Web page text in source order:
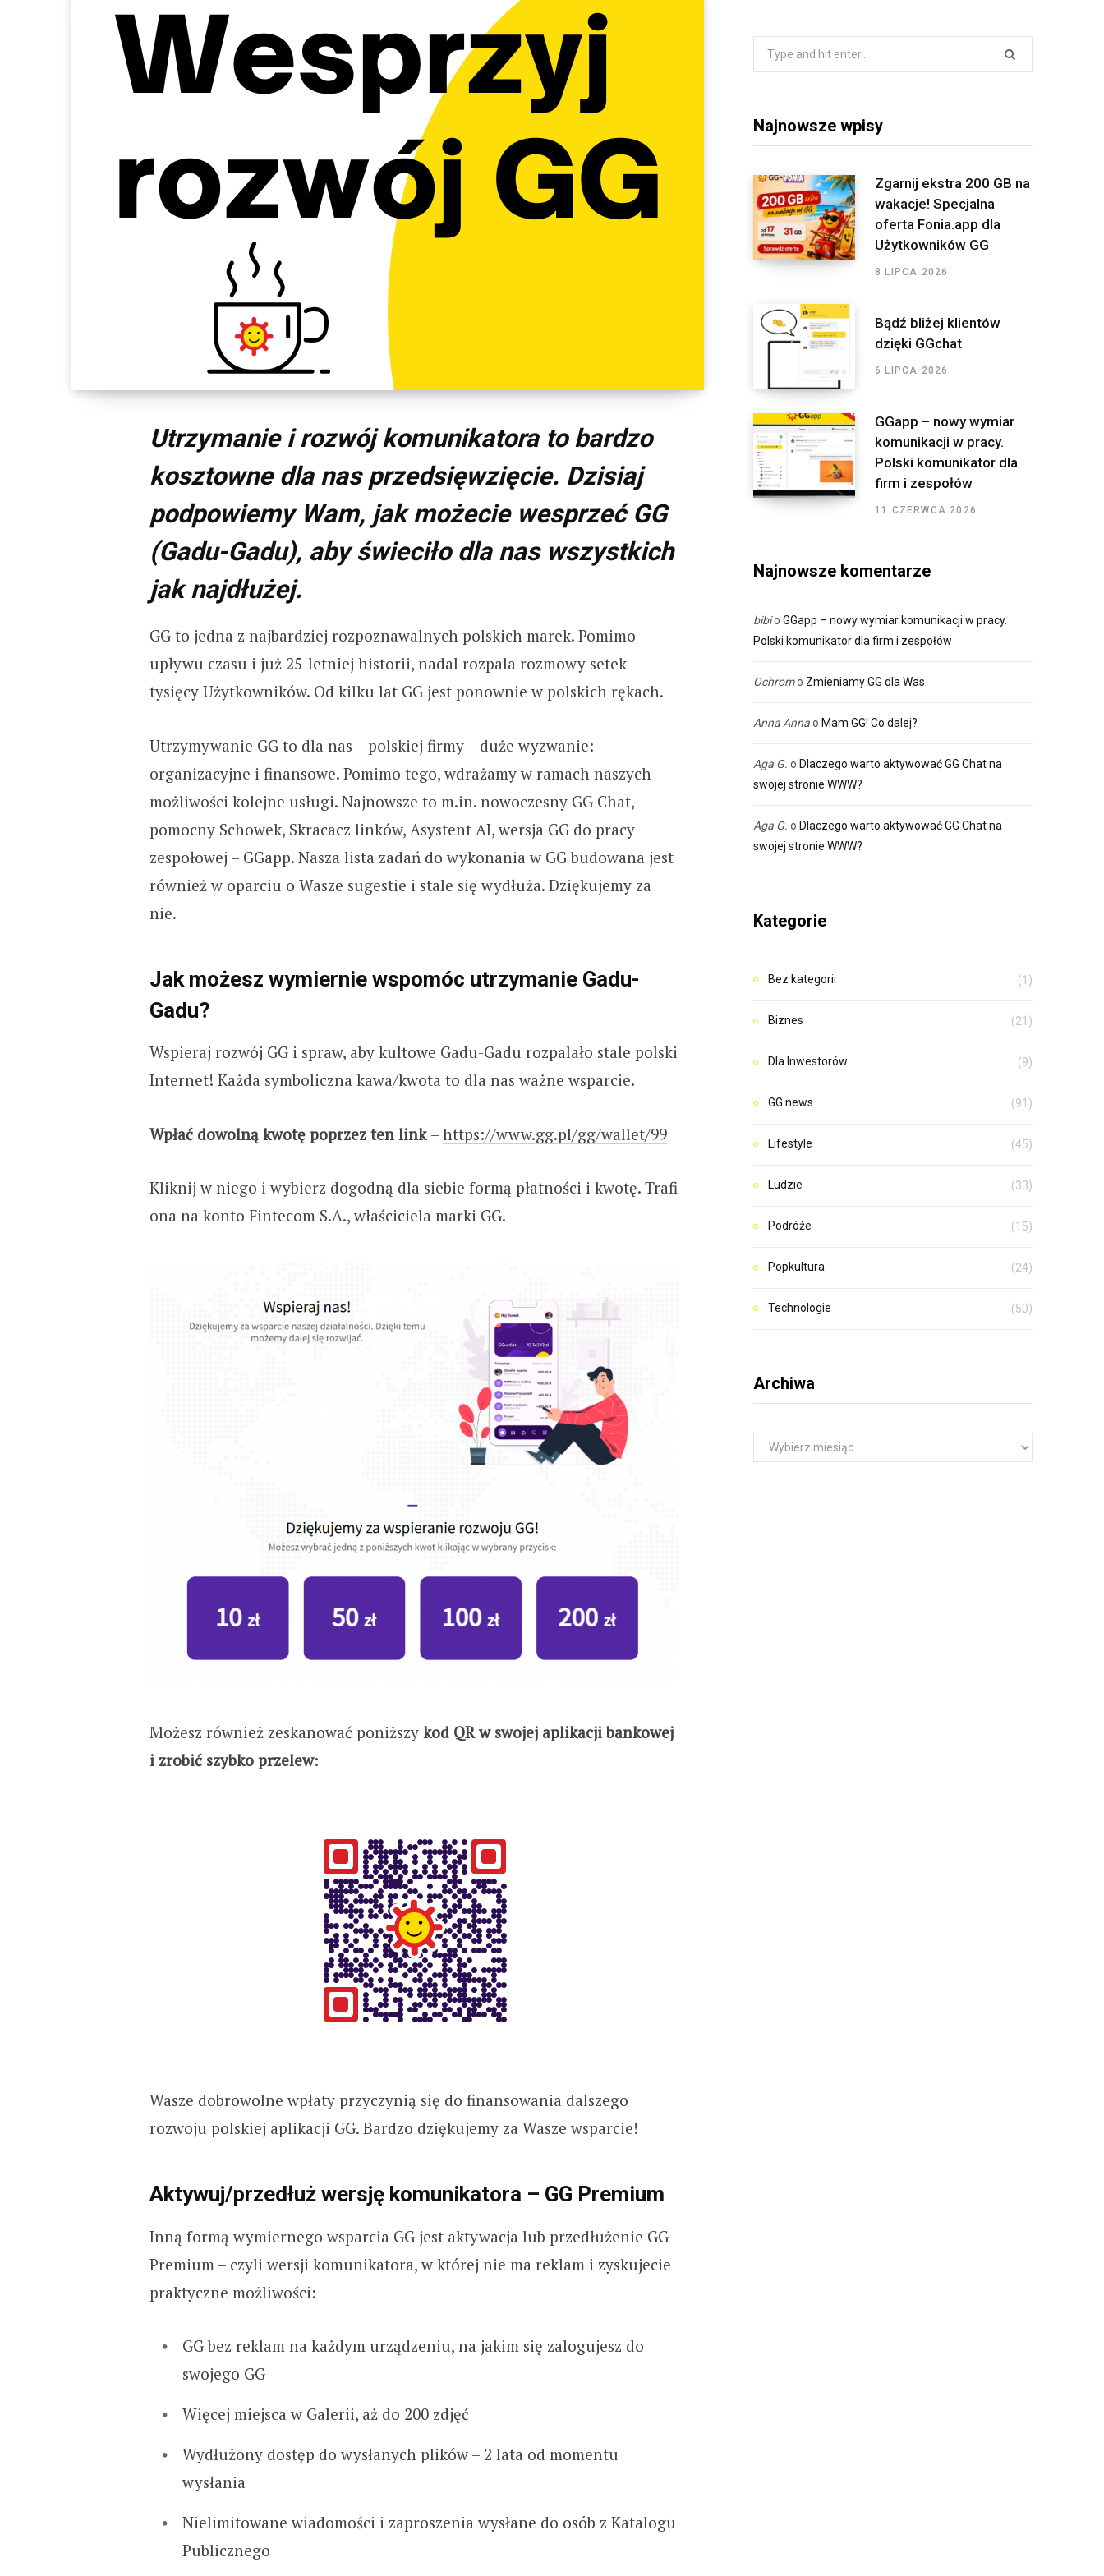
Utrzymanie i rozwój komunikatora to bardzo
kosztowne dla nas przedsięwzięcie. Dzisiaj
podpowiemy Wam, jak możecie wesprzeć GG
(Gadu-Gadu), aby świeciło dla nas wszystkich
jak najdłużej.
GG to jedna z najbardziej rozpoznawalnych polskich marek. Pomimo
upływu czasu i już 25-letniej historii, nadal rozpala rozmowy setek
tysięcy Użytkowników. Od kilku lat GG jest ponownie w polskich rękach.
Utrzymywanie GG to dla nas – polskiej firmy – duże wyzwanie:
organizacyjne i finansowe. Pomimo tego, wdrażamy w ramach naszych
możliwości kolejne usługi. Najnowsze to m.in. nowoczesny GG Chat,
pomocny Schowek, Skracacz linków, Asystent AI, wersja GG do pracy
zespołowej – GGapp. Nasza lista zadań do wykonania w GG budowana jest
również w oparciu o Wasze sugestie i stale się wydłuża. Dziękujemy za
nie.
Jak możesz wymiernie wspomóc utrzymanie Gadu-
Gadu?
Wspieraj rozwój GG i spraw, aby kultowe Gadu-Gadu rozpalało stale polski
Internet! Każda symboliczna kawa/kwota to dla nas ważne wsparcie.
Wpłać dowolną kwotę poprzez ten link – https://www.gg.pl/gg/wallet/99
Kliknij w niego i wybierz dogodną dla siebie formą płatności i kwotę. Trafi
ona na konto Fintecom S.A., właściciela marki GG.
Możesz również zeskanować poniższy kod QR w swojej aplikacji bankowej
i zrobić szybko przelew:
Wasze dobrowolne wpłaty przyczynią się do finansowania dalszego
rozwoju polskiej aplikacji GG. Bardzo dziękujemy za Wasze wsparcie!
Aktywuj/przedłuż wersję komunikatora – GG Premium
Inną formą wymiernego wsparcia GG jest aktywacja lub przedłużenie GG
Premium – czyli wersji komunikatora, w której nie ma reklam i zyskujecie
praktyczne możliwości:
GG bez reklam na każdym urządzeniu, na jakim się zalogujesz do
swojego GG
Więcej miejsca w Galerii, aż do 200 zdjęć
Wydłużony dostęp do wysłanych plików – 2 lata od momentu
wysłania
Nielimitowane wiadomości i zaproszenia wysłane do osób z Katalogu
Publicznego
c
o
o
k
i
e
r
s
r
m
S n
I
c
f
o
Najnowsze wpisy
Zgarnij ekstra 200 GB na
wakacje! Specjalna
oferta Fonia.app dla
Użytkowników GG
8 LIPCA 2026
Bądź bliżej klientów
dzięki GGchat
6 LIPCA 2026
GGapp – nowy wymiar
komunikacji w pracy.
Polski komunikator dla
firm i zespołów
11 CZERWCA 2026
Najnowsze komentarze
bibio GGapp – nowy wymiar komunikacji w pracy.
Polski komunikator dla firm i zespołów
Ochromo Zmieniamy GG dla Was
Anna Annao Mam GG! Co dalej?
Aga G. o Dlaczego warto aktywować GG Chat na
swojej stronie WWW?
Aga G. o Dlaczego warto aktywować GG Chat na
swojej stronie WWW?
Kategorie
Bez kategorii (1)
Biznes (21)
Dla Inwestorów (9)
GG news (91)
Lifestyle (45)
Ludzie (33)
Podróże (15)
Popkultura (24)
Technologie (50)
Archiwa
r